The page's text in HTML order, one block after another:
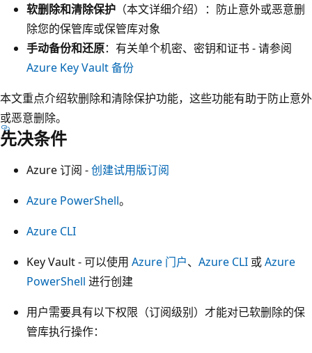
软删除和清除保护 （本文详细介绍）：防止意外或恶意删
除您的保管库或保管库对象
手动备份和还原：有关单个机密、密钥和证书 - 请参阅
Azure Key Vault 备份
本文重点介绍软删除和清除保护功能，这些功能有助于防止意外
或恶意删除。
先决条件
Azure 订阅 -创建试用版订阅
Azure PowerShell。
Azure CLI
Key Vault - 可以使用 Azure 门户、 Azure CLI 或Azure
PowerShell 进行创建
用户需要具有以下权限（订阅级别）才能对已软删除的保
管库执行操作：